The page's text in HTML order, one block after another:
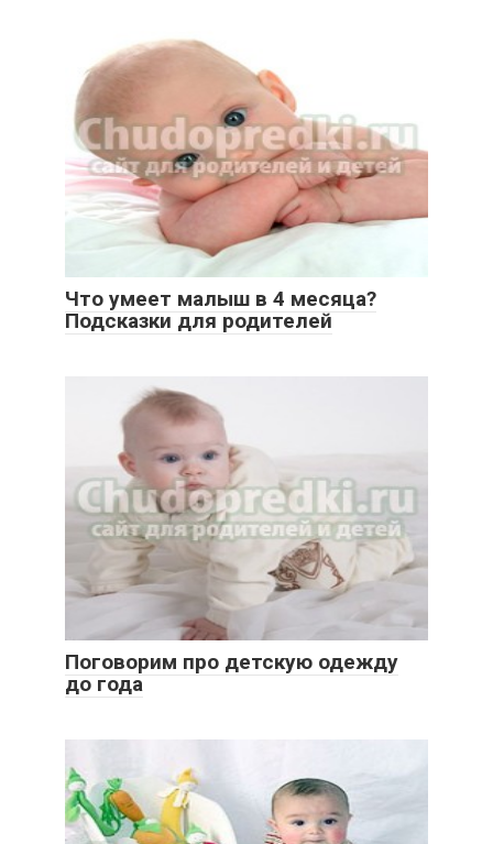
Что умеет малыш в 4 месяца?
Подсказки для родителей
Поговорим про детскую одежду
до года